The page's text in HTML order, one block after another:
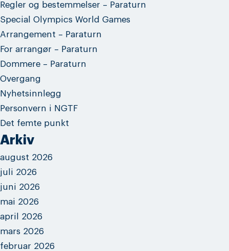
Regler og bestemmelser – Paraturn
Special Olympics World Games
Arrangement – Paraturn
For arrangør – Paraturn
Dommere – Paraturn
Overgang
Nyhetsinnlegg
Personvern i NGTF
Det femte punkt
Arkiv
august 2026
juli 2026
juni 2026
mai 2026
april 2026
mars 2026
februar 2026